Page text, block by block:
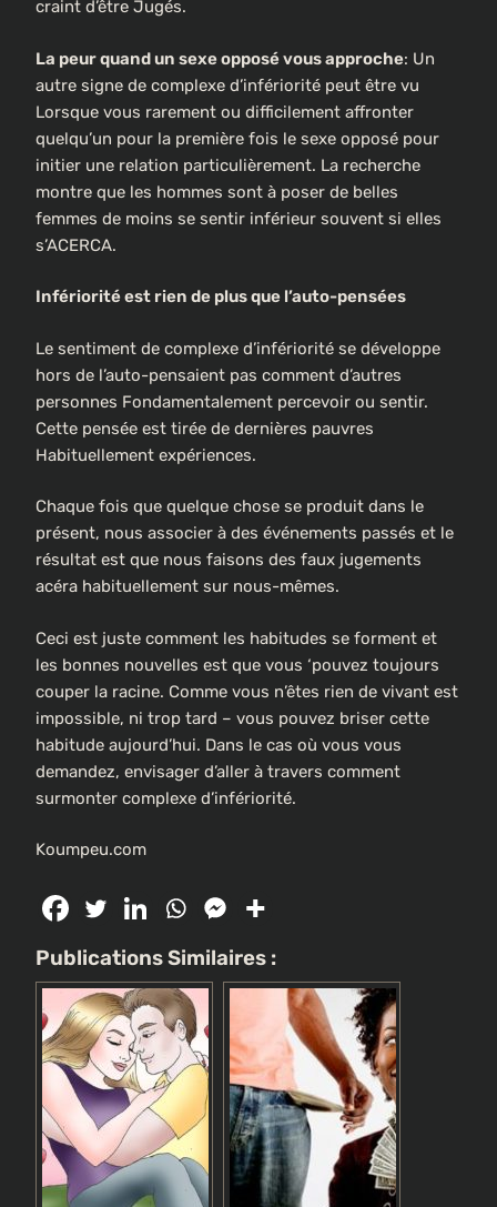
craint d’être Jugés.
La peur quand un sexe opposé vous approche: Un
autre signe de complexe d’infériorité peut être vu
Lorsque vous rarement ou difficilement affronter
quelqu’un pour la première fois le sexe opposé pour
initier une relation particulièrement. La recherche
montre que les hommes sont à poser de belles
femmes de moins se sentir inférieur souvent si elles
s’ACERCA.
Infériorité est rien de plus que l’auto-pensées
Le sentiment de complexe d’infériorité se développe
hors de l’auto-pensaient pas comment d’autres
personnes Fondamentalement percevoir ou sentir.
Cette pensée est tirée de dernières pauvres
Habituellement expériences.
Chaque fois que quelque chose se produit dans le
présent, nous associer à des événements passés et le
résultat est que nous faisons des faux jugements
acéra habituellement sur nous-mêmes.
Ceci est juste comment les habitudes se forment et
les bonnes nouvelles est que vous ‘pouvez toujours
couper la racine. Comme vous n’êtes rien de vivant est
impossible, ni trop tard – vous pouvez briser cette
habitude aujourd’hui. Dans le cas où vous vous
demandez, envisager d’aller à travers comment
surmonter complexe d’infériorité.
Koumpeu.com
Publications Similaires :